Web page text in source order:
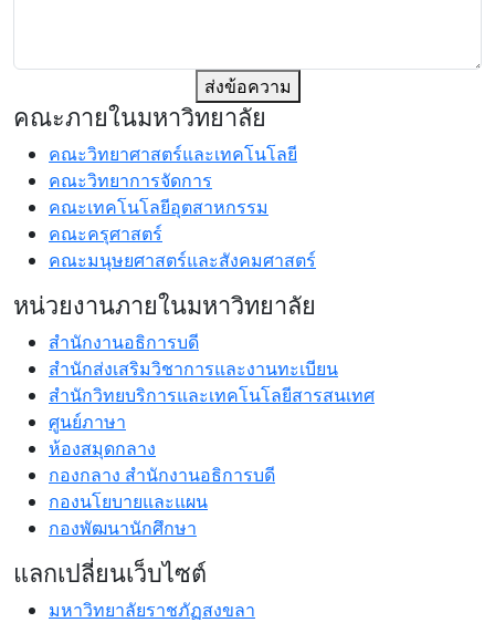
ส่งข้อความ
คณะภายในมหาวิทยาลัย
คณะวิทยาศาสตร์และเทคโนโลยี
คณะวิทยาการจัดการ
คณะเทคโนโลยีอุตสาหกรรม
คณะครุศาสตร์
คณะมนุษยศาสตร์และสังคมศาสตร์
หน่วยงานภายในมหาวิทยาลัย
สำนักงานอธิการบดี
สำนักส่งเสริมวิชาการและงานทะเบียน
สำนักวิทยบริการและเทคโนโลยีสารสนเทศ
ศูนย์ภาษา
ห้องสมุดกลาง
กองกลาง สำนักงานอธิการบดี
กองนโยบายและแผน
กองพัฒนานักศึกษา
แลกเปลี่ยนเว็บไซต์
มหาวิทยาลัยราชภัฏสงขลา